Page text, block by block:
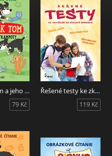
Pejsek Tom a jeho trampoty
79 Kč
Řešené testy ke zkouškám na víceletá gymnázia
119 Kč